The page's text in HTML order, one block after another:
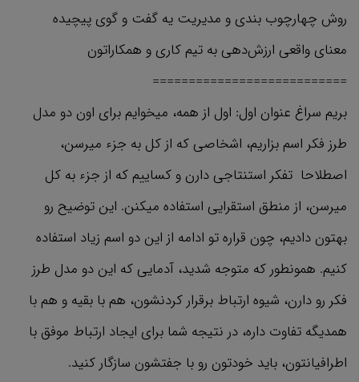
روش چهارچوب بندی و مدیریت یه گفت و گوی پیچیده
معنای واقعی ارزش‌دهی به تیم کاری و همکاراتون
===========================
بریم سراغ عنوان اول: اول از همه، میخوایم برای اون دو مدل
طرز فکر اسم بزاریم، اشخاصی که از کل به جزء میرسن،
اصطلاحا تفکر استنتاجی دارن و کساییم که از جزء به کل
میرسن، از منطق استقرایی استفاده میکنن. این توضیح رو
بهتون دادیم، چون قراره تو ادامه از این دو اسم زیاد استفاده
کنیم. همونطور که متوجه شدید، آدمایی که این دو مدل طرز
فکر رو دارن، شیوه ارتباط برقرار کردنشون، هم با بقیه و هم با
همدیگه تفاوت داره، در نتیجه شما برای ایجاد ارتباط موفق با
اطرافیانتون، باید خودتون رو با جفتشون سازگار کنید.